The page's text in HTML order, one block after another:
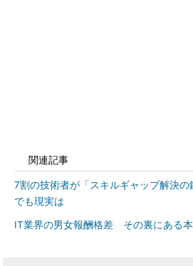
関連記事
7割の技術者が「スキルギャップ解決
でも現実は
IT業界の男女報酬格差 その裏にある